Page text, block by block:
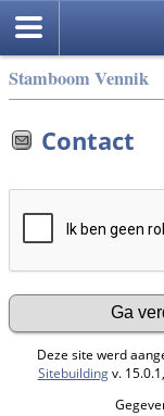
Stamboom Vennik
Contact
Deze site werd
Sitebuildingv.